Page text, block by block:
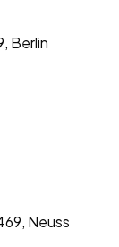
Berlin
Neuss